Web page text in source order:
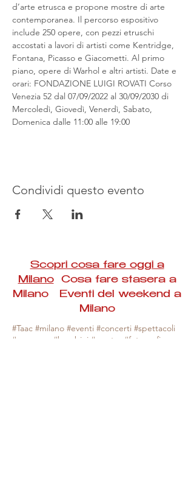
d’arte etrusca e propone mostre di arte
contemporanea. Il percorso espositivo
include 250 opere, con pezzi etruschi
accostati a lavori di artisti come Kentridge,
Fontana, Picasso e Giacometti. Al primo
piano, opere di Warhol e altri artisti. Date e
orari: FONDAZIONE LUIGI ROVATI Corso
Venezia 52 dal 07/09/2022 al 30/09/2030 di
Mercoledì, Giovedì, Venerdì, Sabato,
Domenica dalle 11:00 alle 19:00
Condividi questo evento
Scopri cosa fare oggi a
MilanoCosa fare stasera a
Milano Eventi del weekend a
Milano
#Taac #milano #eventi #concerti #spettacoli
#rassegne #bambini #mostre #fotografia